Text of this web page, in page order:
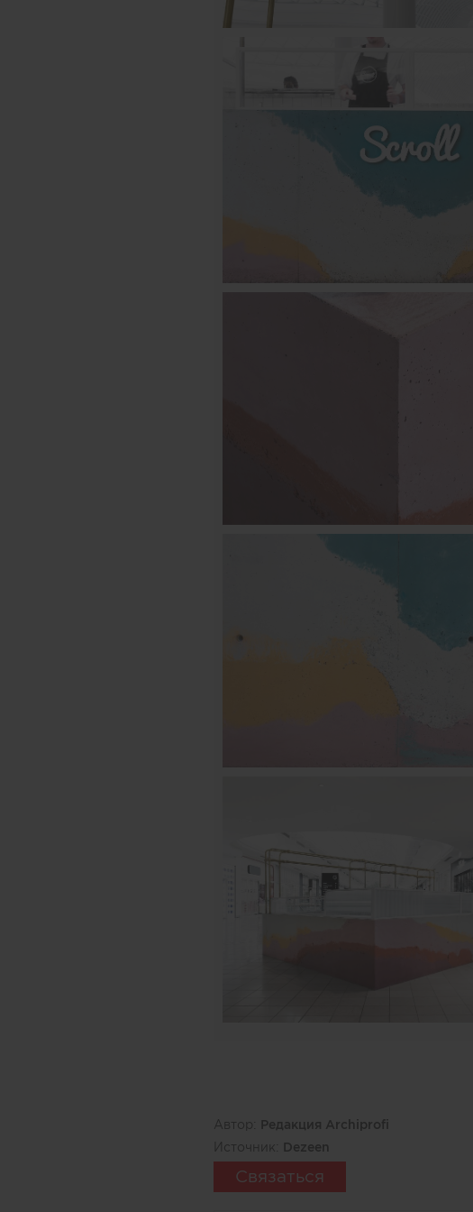
Автор: Редакция Archiprofi
Источник:
Dezeen
Связаться